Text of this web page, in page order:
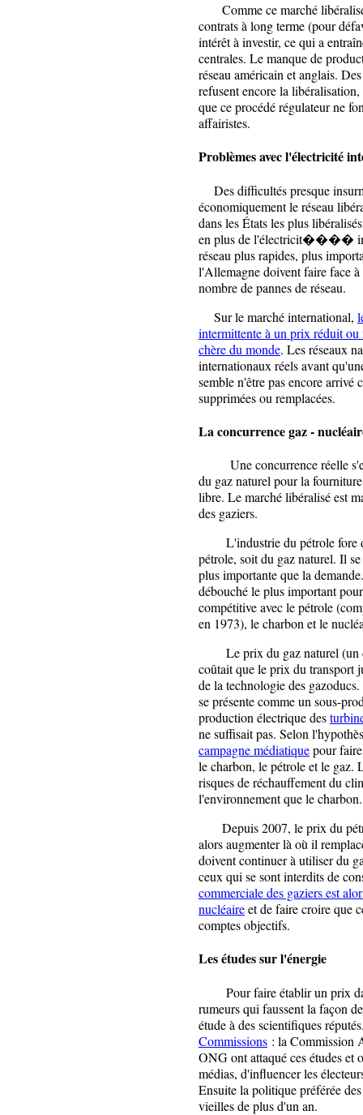
Comme ce marché libéralisé
contrats à long terme (pour
intérêt à investir, ce qui a
centrales. Le manque de
réseau américain et anglais.
refusent encore la
que ce procédé régulateur ne
affairistes.
Problèmes avec l'électricité
Des difficultés presque
économiquement le réseau
dans les États les plus
en plus de l'électricit����
réseau plus rapides, plus
l'Allemagne doivent faire face
nombre de pannes de réseau.
Sur le marché international,
intermittente à un prix réduit ou
chère du monde. Les réseaux
internationaux réels avant
semble n'être pas encore arrivé
supprimées ou remplacées.
La concurrence gaz -
Une concurrence réelle
du gaz naturel pour la
libre. Le marché libéralisé est
des gaziers.
L'industrie du pétrole fore
pétrole, soit du gaz naturel. Il
plus importante que la
débouché le plus important
compétitive avec le pétrole
en 1973), le charbon et le
Le prix du gaz naturel (un
coûtait que le prix du transport
de la technologie des
se présente comme un sous-
production électrique des
ne suffisait pas. Selon
campagne médiatiquepour
le charbon, le pétrole et le gaz.
risques de réchauffement du
l'environnement que le charbon.
Depuis 2007, le prix du
alors augmenter là où il
doivent continuer à utiliser du
ceux qui se sont interdits de
commerciale des gaziers est
nucléaireet de faire croire que
comptes objectifs.
Les études sur l'énergie
Pour faire établir un prix
rumeurs qui faussent la façon
étude à des scientifiques
Commissions : la Commission
ONG ont attaqué ces études et
médias, d'influencer les
Ensuite la politique préférée
vieilles de plus d'un an.